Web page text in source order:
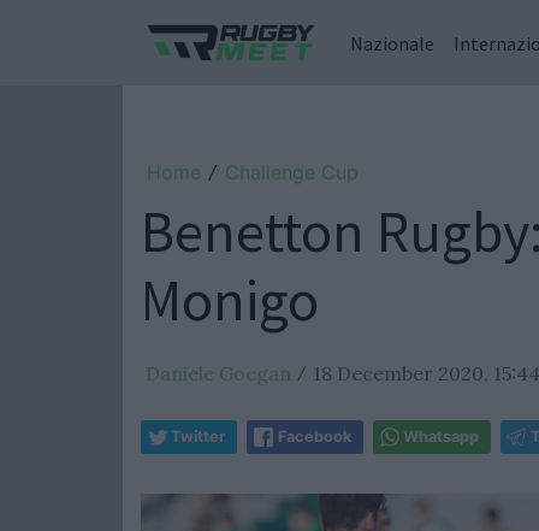
Nazionale
Home / Challenge Cup
Benetton
Monigo
Daniele Goegan / 18 December 2020, 15:44
Twitter Facebook Whatsapp